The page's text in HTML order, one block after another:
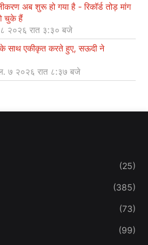
अब शुरू हो गया है - रिकॉर्ड तोड़ मांग
चुके हैं
२०२६ रात ३:३० बजे
के साथ एकीकृत करते हुए, सऊदी ने
७ २०२६ रात ८:३७ बजे
(25)
(385)
(73)
(99)